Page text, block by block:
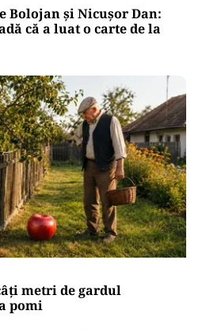
Bolojan și Nicușor Dan:
că a luat o carte de la
metri de gardul
pomi